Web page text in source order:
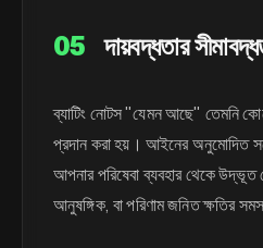
05 দায়বদ্ধতার
ব্যাটিং নোটস "যেমন আছে" তেমনি
প্রদান করা হয়। আইনের অনুমোদিত
আপনার পরিষেবা ব্যবহার থেকে
আনুষঙ্গিক, বা পরিণাম জনিত ক্ষতির